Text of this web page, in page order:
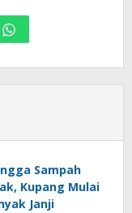
Sampah
Kupang Mulai
Janji